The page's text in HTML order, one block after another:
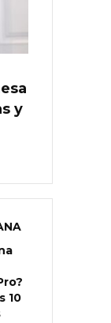
y
10